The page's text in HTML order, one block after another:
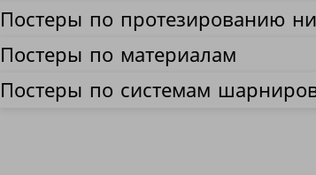
Постеры по протезированию
Постеры по материалам
Постеры по системам